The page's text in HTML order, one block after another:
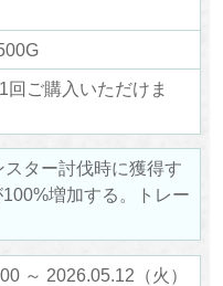
回ご購入いただけま
ター討伐時に獲得す
増加する。トレー
～ 2026.05.12（火）